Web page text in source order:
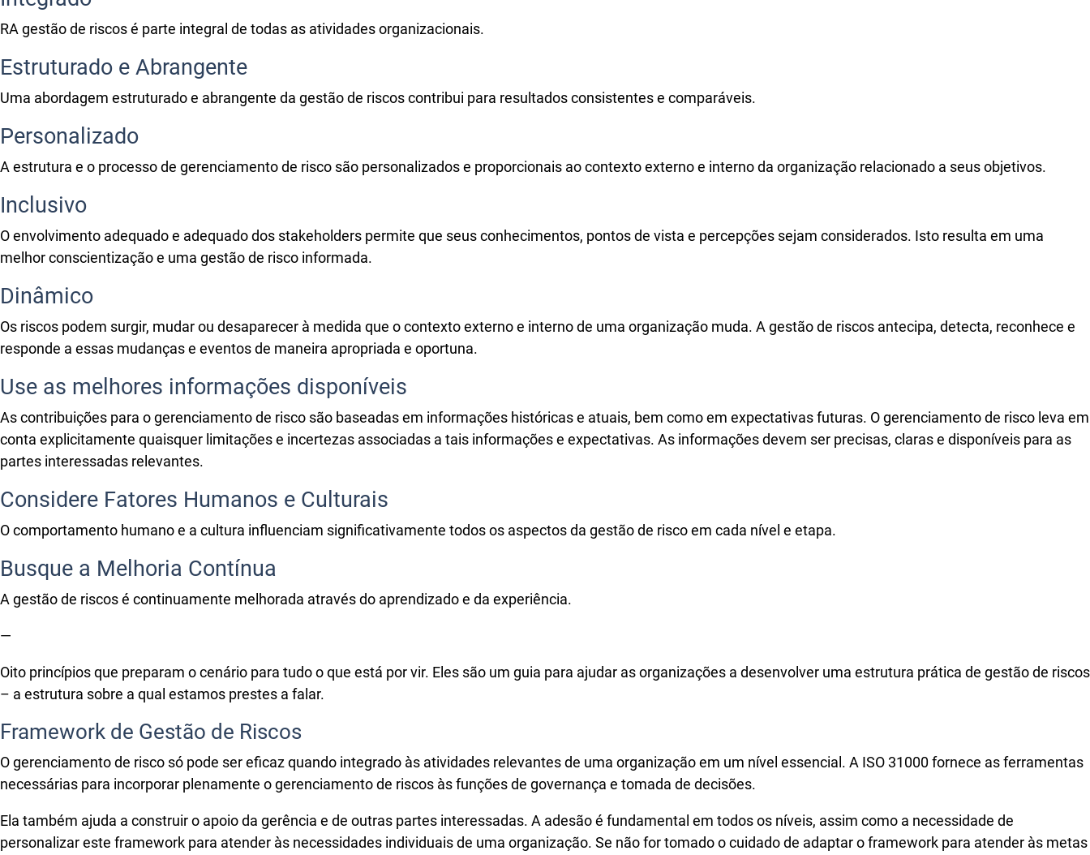
RA gestão de riscos é parte integral de todas as atividades organizacionais.
Estruturado e Abrangente
Uma abordagem estruturado e abrangente da gestão de riscos contribui para resultados consistentes e comparáveis.
Personalizado
A estrutura e o processo de gerenciamento de risco são personalizados e proporcionais ao contexto externo e interno da organização relacionado a seus objetivos.
Inclusivo
O envolvimento adequado e adequado dos stakeholders permite que seus conhecimentos, pontos de vista e percepções sejam considerados. Isto resulta em uma
melhor conscientização e uma gestão de risco informada.
Dinâmico
Os riscos podem surgir, mudar ou desaparecer à medida que o contexto externo e interno de uma organização muda. A gestão de riscos antecipa, detecta, reconhece e
responde a essas mudanças e eventos de maneira apropriada e oportuna.
Use as melhores informações disponíveis
As contribuições para o gerenciamento de risco são baseadas em informações históricas e atuais, bem como em expectativas futuras. O gerenciamento de risco leva em
conta explicitamente quaisquer limitações e incertezas associadas a tais informações e expectativas. As informações devem ser precisas, claras e disponíveis para as
partes interessadas relevantes.
Considere Fatores Humanos e Culturais
O comportamento humano e a cultura influenciam significativamente todos os aspectos da gestão de risco em cada nível e etapa.
Busque a Melhoria Contínua
A gestão de riscos é continuamente melhorada através do aprendizado e da experiência.
—
Oito princípios que preparam o cenário para tudo o que está por vir. Eles são um guia para ajudar as organizações a desenvolver uma estrutura prática de gestão de riscos
– a estrutura sobre a qual estamos prestes a falar.
Framework de Gestão de Riscos
O gerenciamento de risco só pode ser eficaz quando integrado às atividades relevantes de uma organização em um nível essencial. A ISO 31000 fornece as ferramentas
necessárias para incorporar plenamente o gerenciamento de riscos às funções de governança e tomada de decisões.
Ela também ajuda a construir o apoio da gerência e de outras partes interessadas. A adesão é fundamental em todos os níveis, assim como a necessidade de
personalizar este framework para atender às necessidades individuais de uma organização. Se não for tomado o cuidado de adaptar o framework para atender às metas